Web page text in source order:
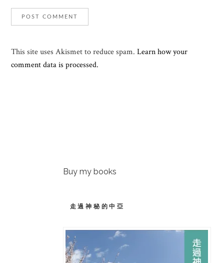
This site uses Akismet to reduce spam.Learn how your
comment data is processed.
Buy my books
走過神秘的中亞